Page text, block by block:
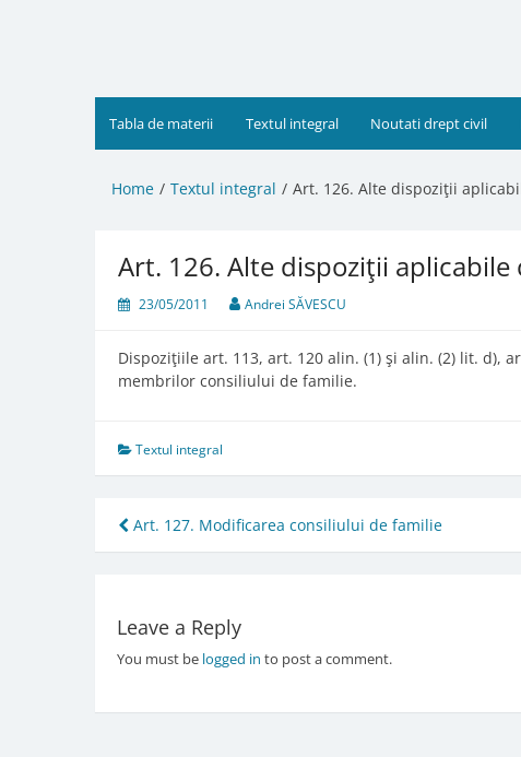
Tabla de materii Textul integral Noutati drept civil
Home Textul integral Art. 126. Alte dispoziţii
Art. 126. Alte dispoziţii
23/05/2011 Andrei SĂVESCU
Dispoziţiile art. 113, art. 120 alin. (1) şi alin. (2) lit. d),
membrilor consiliului de familie.
Textul integral
Post
navigation
Art. 127. Modificarea consiliului de familie
Leave a Reply
You must be logged in to post a comment.